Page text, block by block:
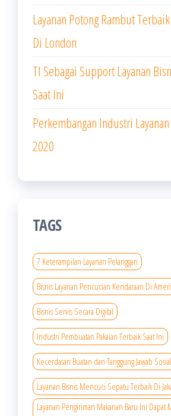
Layanan Potong Rambut Terbaik
Di London
TI Sebagai Support Layanan
Saat Ini
Perkembangan Industri
2020
TAGS
7 Keterampilan Layanan Pelanggan
Bisnis Layanan Pencucian Kendaraan Di
Bisnis Servis Secara Digital
Industri Pembuatan Pakaian Terbaik Saat Ini
Kecerdasan Buatan dan Tanggung Jawab
Layanan Bisnis Mencuci Sepatu Terbaik Di
Layanan Pengiriman Makanan Baru Ini Dapat